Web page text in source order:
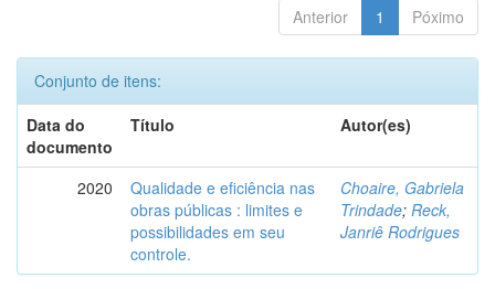
Anterior 1 Póximo
Conjunto de itens:
Data do
documento
Título Autor(es)
2020
Qualidade e eficiência nas
obras públicas : limites e
possibilidades em seu
controle.
Choaire, Gabriela
Trindade; Reck,
Janriê Rodrigues